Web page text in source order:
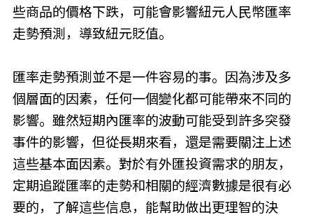
些商品的價格下跌，可能會影響紐元人民幣匯率
走勢預測，導致紐元貶值。
匯率走勢預測並不是一件容易的事。因為涉及多
個層面的因素，任何一個變化都可能帶來不同的
影響。雖然短期內匯率的波動可能受到許多突發
事件的影響，但從長期來看，還是需要關注上述
這些基本面因素。對於有外匯投資需求的朋友，
定期追蹤匯率的走勢和相關的經濟數據是很有必
要的，了解這些信息，能幫助做出更理智的決